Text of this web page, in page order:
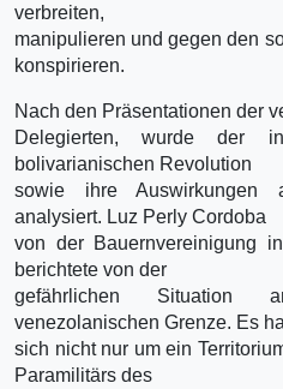
verbreiten,
manipulieren und gegen den
konspirieren.
Nach den Präsentationen der
Delegierten, wurde der
bolivarianischen Revolution
sowie ihre Auswirkungen
analysiert. Luz Perly Cordoba
von der Bauernvereinigung
berichtete von der
gefährlichen Situation
venezolanischen Grenze. Es
sich nicht nur um ein
Paramilitärs des